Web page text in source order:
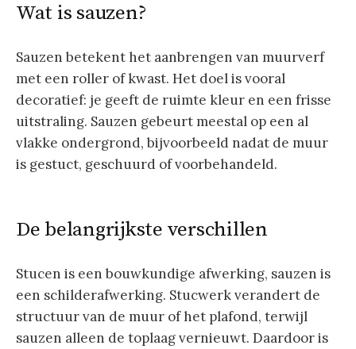
Wat is sauzen?
Sauzen betekent het aanbrengen van muurverf
met een roller of kwast. Het doel is vooral
decoratief: je geeft de ruimte kleur en een frisse
uitstraling. Sauzen gebeurt meestal op een al
vlakke ondergrond, bijvoorbeeld nadat de muur
is gestuct, geschuurd of voorbehandeld.
De belangrijkste verschillen
Stucen is een bouwkundige afwerking, sauzen is
een schilderafwerking. Stucwerk verandert de
structuur van de muur of het plafond, terwijl
sauzen alleen de toplaag vernieuwt. Daardoor is